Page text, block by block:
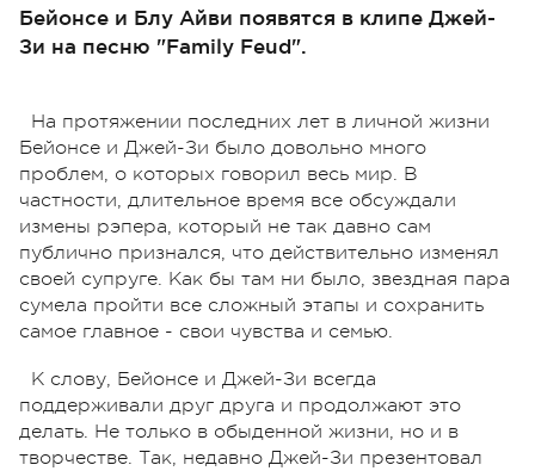
Бейонсе и Блу Айви появятся в клипе Джей-
Зи на песню "Family Feud".
На протяжении последних лет в личной жизни
Бейонсе и Джей-Зи было довольно много
проблем, о которых говорил весь мир. В
частности, длительное время все обсуждали
измены рэпера, который не так давно сам
публично признался, что действительно изменял
своей супруге. Как бы там ни было, звездная пара
сумела пройти все сложный этапы и сохранить
самое главное - свои чувства и семью.
К слову, Бейонсе и Джей-Зи всегда
поддерживали друг друга и продолжают это
делать. Не только в обыденной жизни, но и в
творчестве. Так, недавно Джей-Зи презентовал